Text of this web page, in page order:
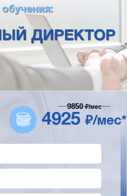
обучения:
ДИРЕКТОР
4925 ₽/мес*
9850₽/мес